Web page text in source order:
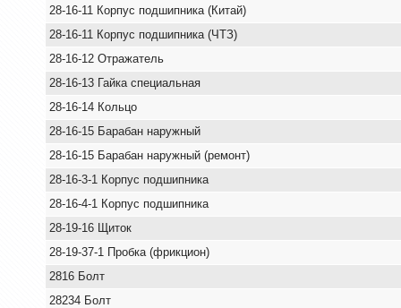
28-16-11 Корпус подшипника (Китай)
28-16-11 Корпус подшипника (ЧТЗ)
28-16-12 Отражатель
28-16-13 Гайка специальная
28-16-14 Кольцо
28-16-15 Барабан наружный
28-16-15 Барабан наружный (ремонт)
28-16-3-1 Корпус подшипника
28-16-4-1 Корпус подшипника
28-19-16 Щиток
28-19-37-1 Пробка (фрикцион)
2816 Болт
28234 Болт